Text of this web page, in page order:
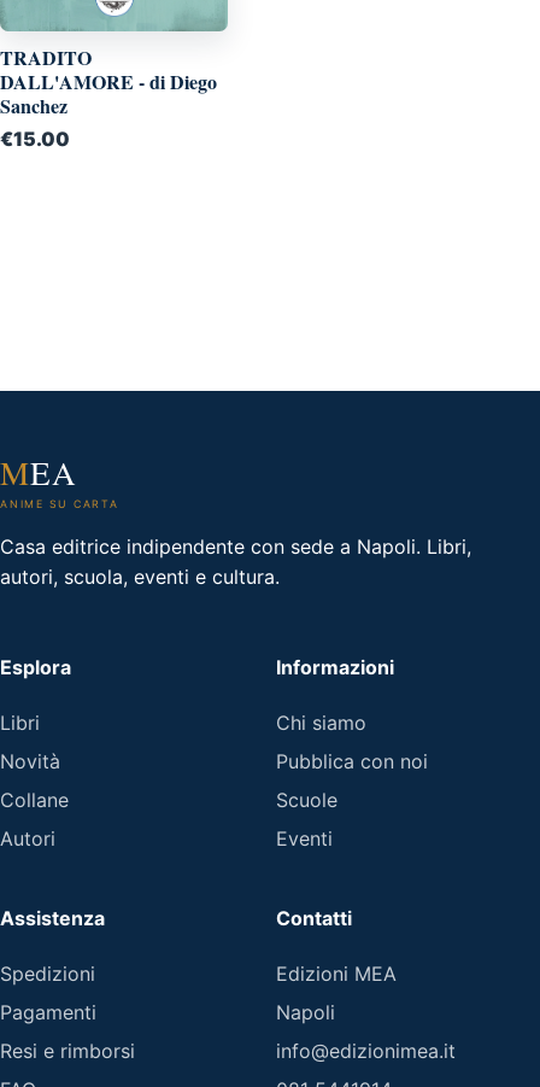
TRADITO
DALL'AMORE - di Diego
Sanchez
€15.00
MEA
ANIME SU CARTA
Casa editrice indipendente con sede a Napoli. Libri,
autori, scuola, eventi e cultura.
Esplora
Libri
Novità
Collane
Autori
Informazioni
Chi siamo
Pubblica con noi
Scuole
Eventi
Assistenza
Spedizioni
Pagamenti
Resi e rimborsi
Contatti
Edizioni MEA
Napoli
info@edizionimea.it